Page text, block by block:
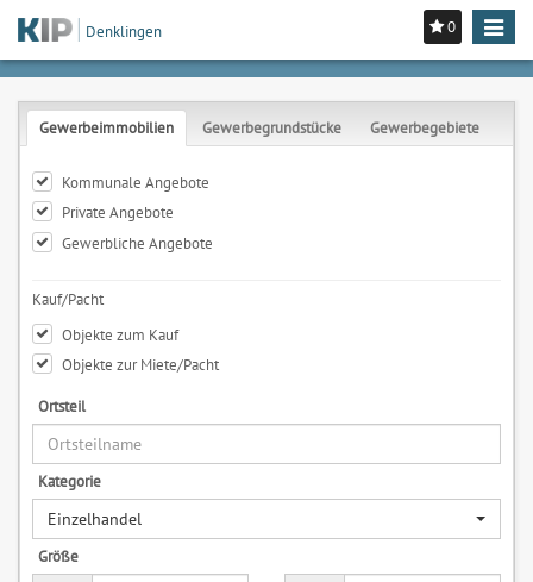
0
Toggle
Denklingen
Gewerbeimmobilien Gewerbegrundstücke Gewerbegebiete
Kommunale Angebote
Private Angebote
Gewerbliche Angebote
Kauf/Pacht
Objekte zum Kauf
Objekte zur Miete/Pacht
Ortsteil
Kategorie
Einzelhandel
Größe